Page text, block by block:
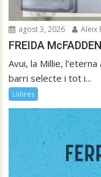
agost 3, 2026 Aleix
FREIDA McFADDEN
Avui, la Millie,
barri selecte i tot i...
Llibres